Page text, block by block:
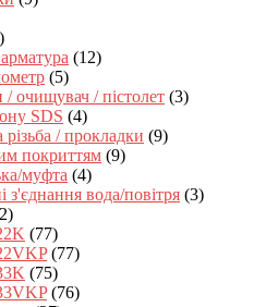
(12)
(5)
/ очищувач / пістолет (3)
SDS (4)
/ прокладки (9)
покриттям (9)
муфта (4)
вода/повітря (3)
(77)
(77)
(75)
(76)